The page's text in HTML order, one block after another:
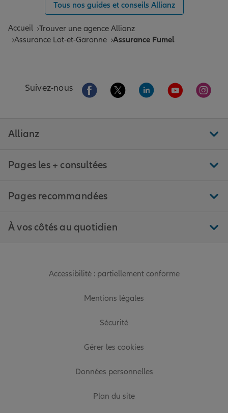
Tous nos guides et conseils Allianz
Accueil Trouver une agence Allianz
Assurance Lot-et-Garonne Assurance Fumel
Suivez-nous Aller sur la page Facebook de Allianz
Aller sur la page Twitter de
Aller sur la page
Aller sur la
Aller
Allianz
Pages les + consultées
Pages recommandées
À vos côtés au quotidien
Accessibilité : partiellement conforme
Mentions légales
Sécurité
Gérer les cookies
Données personnelles
Plan du site